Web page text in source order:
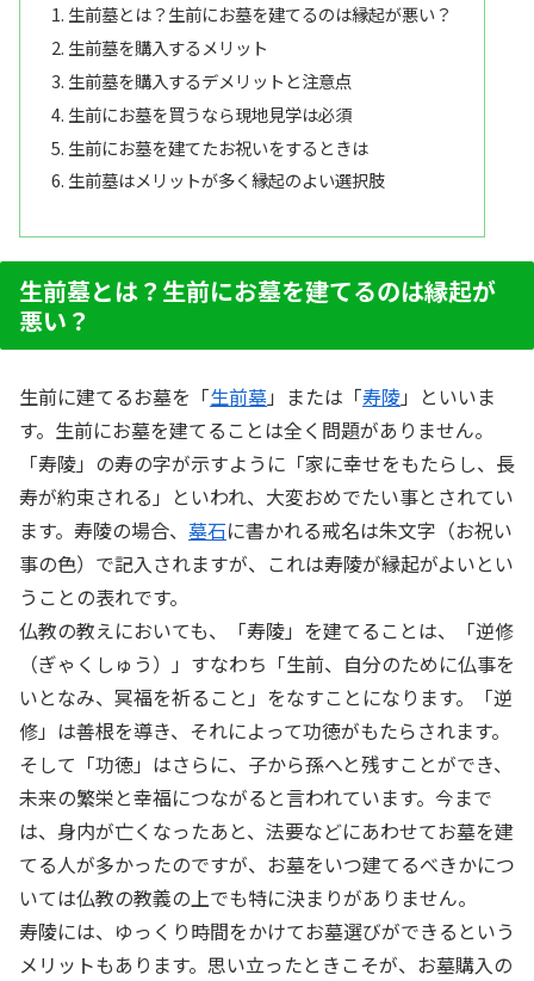
生前墓とは？生前にお墓を建てるのは縁起が悪い？
生前墓を購入するメリット
生前墓を購入するデメリットと注意点
生前にお墓を買うなら現地見学は必須
生前にお墓を建てたお祝いをするときは
生前墓はメリットが多く縁起のよい選択肢
生前墓とは？生前にお墓を建てるのは縁起が
悪い？
生前に建てるお墓を「生前墓」または「寿陵」といいま
す。生前にお墓を建てることは全く問題がありません。
「寿陵」の寿の字が示すように「家に幸せをもたらし、長
寿が約束される」といわれ、大変おめでたい事とされてい
ます。寿陵の場合、 墓石に書かれる戒名は朱文字（お祝い
事の色）で記入されますが、これは寿陵が縁起がよいとい
うことの表れです。
仏教の教えにおいても、「寿陵」を建てることは、「逆修
（ぎゃくしゅう）」すなわち「生前、自分のために仏事を
いとなみ、冥福を祈ること」をなすことになります。「逆
修」は善根を導き、それによって功徳がもたらされます。
そして「功徳」はさらに、子から孫へと残すことができ、
未来の繁栄と幸福につながると言われています。今まで
は、身内が亡くなったあと、法要などにあわせてお墓を建
てる人が多かったのですが、お墓をいつ建てるべきかにつ
いては仏教の教義の上でも特に決まりがありません。
寿陵には、ゆっくり時間をかけてお墓選びができるという
メリットもあります。思い立ったときこそが、お墓購入の